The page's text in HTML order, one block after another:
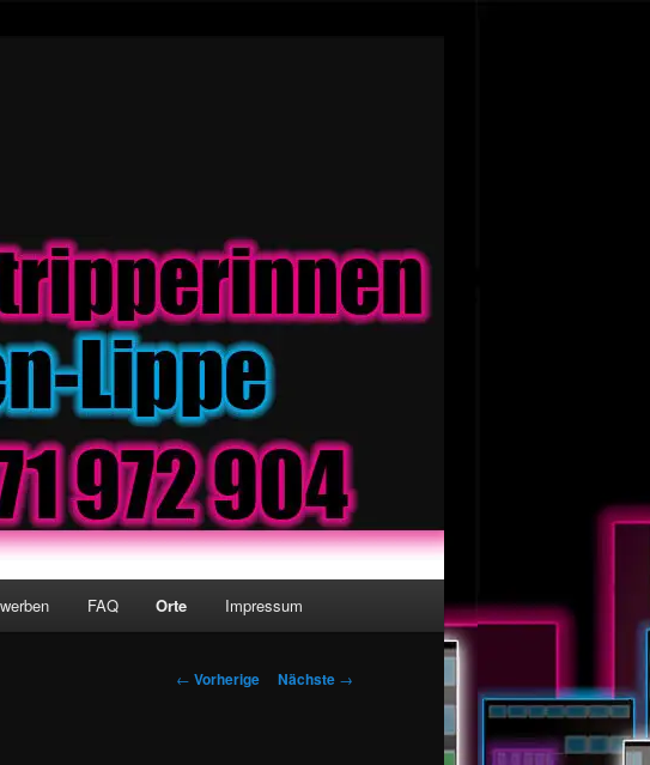
FAQ Orte Impressum
Artikelnavigation
← Vorherige Nächste →